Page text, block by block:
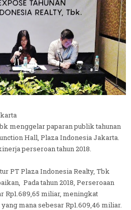
menggelar paparan publik tahunan
Hall, Plaza Indonesia Jakarta.
perseroan tahun 2018.
PT Plaza Indonesia Realty, Tbk
Pada tahun 2018, Perseroaan
Rp1.689,65 miliar, meningkat
mana sebesar Rp1.609,46 miliar.